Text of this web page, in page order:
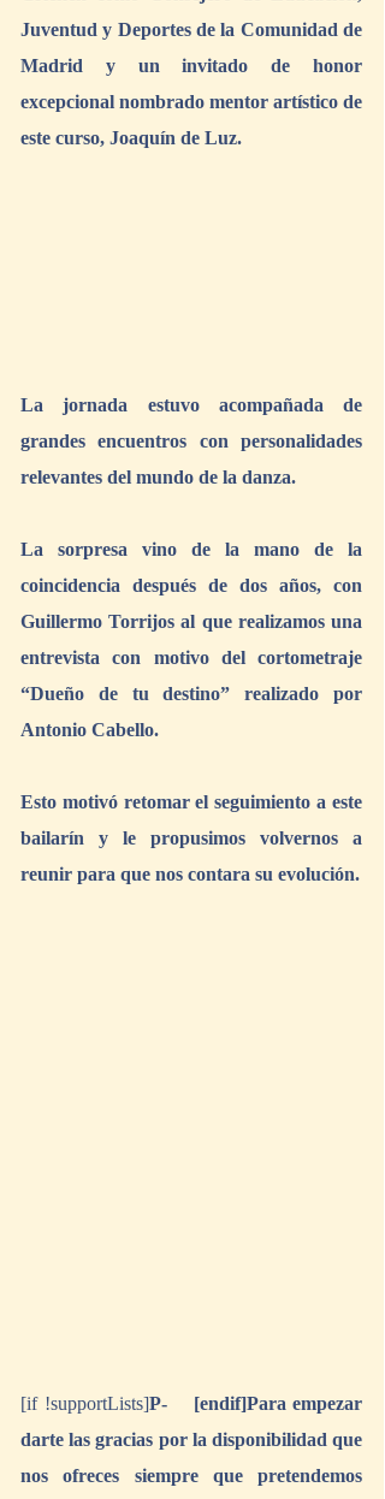
Juventud y Deportes de la Comunidad de
Madrid y un invitado de honor
excepcional nombrado mentor artístico de
este curso, Joaquín de Luz.
La jornada estuvo acompañada de
grandes encuentros con personalidades
relevantes del mundo de la danza.
La sorpresa vino de la mano de la
coincidencia después de dos años, con
Guillermo Torrijos al que realizamos una
entrevista con motivo del cortometraje
“Dueño de tu destino” realizado por
Antonio Cabello.
Esto motivó retomar el seguimiento a este
bailarín y le propusimos volvernos a
reunir para que nos contara su evolución.
[if !supportLists]P-    [endif]Para empezar
darte las gracias por la disponibilidad que
nos ofreces siempre que pretendemos